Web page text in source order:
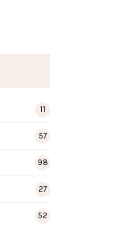
11
57
98
27
52